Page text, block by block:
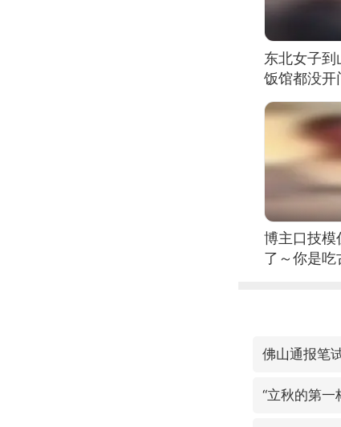
东北女子到
饭馆都没开
博主口技模
了～你是吃
佛山通报笔
“立秋的第一